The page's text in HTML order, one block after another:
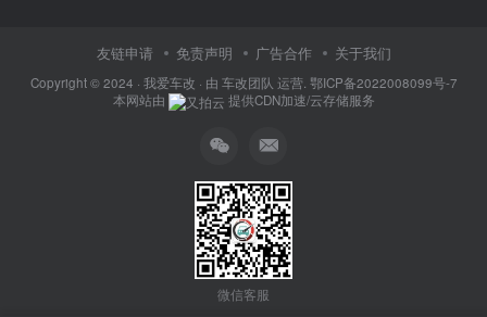
友链申请 免责声明 广告合作 关于我们
Copyright © 2024 · 我爱车改 · 由 车改团队 运营. 鄂ICP备2022008099号-7
本网站由
提供CDN加速/云存储服务
微信客服